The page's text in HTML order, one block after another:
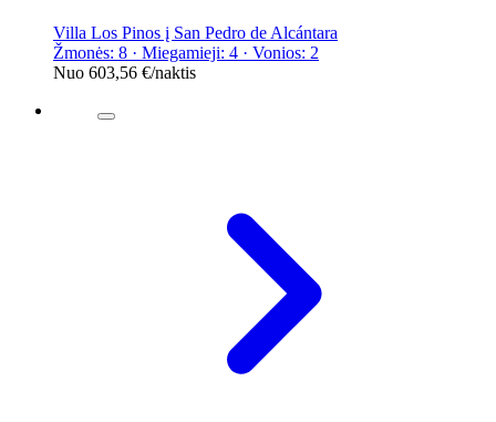
Villa Los Pinos į San Pedro de Alcántara
Žmonės: 8 · Miegamieji: 4 · Vonios: 2
Nuo 603,56 €/naktis